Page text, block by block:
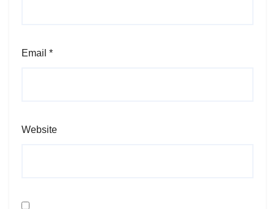
Email *
Website